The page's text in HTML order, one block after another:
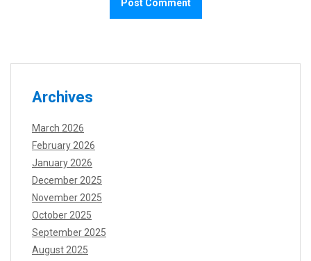
Archives
March 2026
February 2026
January 2026
December 2025
November 2025
October 2025
September 2025
August 2025